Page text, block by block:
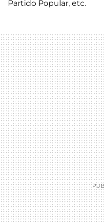
Partido Popular, etc.